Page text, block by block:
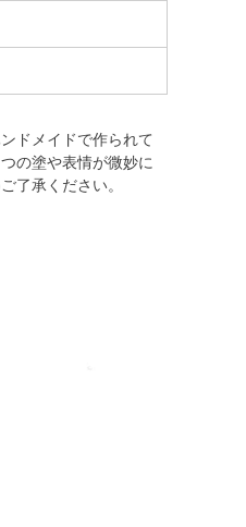
ドメイドで作られて
の塗や表情が微妙に
了承ください。